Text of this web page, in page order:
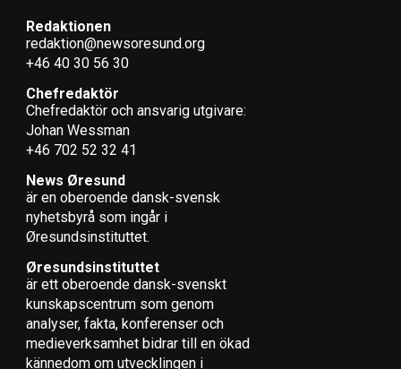
Redaktionen
redaktion@newsoresund.org
+46 40 30 56 30
Chefredaktör
Chefredaktör och ansvarig utgivare:
Johan Wessman
+46 702 52 32 41
News Øresund
är en oberoende dansk-svensk
nyhets­byrå som ingår i
Øresundsinstituttet.
Øresundsinstituttet
är ett oberoende dansk-svenskt
kunskapscentrum som genom
analyser, fakta, konferenser och
medieverksamhet bidrar till en ökad
kännedom om utvecklingen i